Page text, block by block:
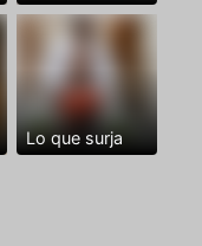
Lo que surja